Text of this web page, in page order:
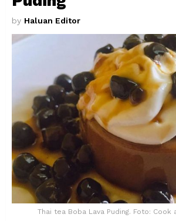
by Haluan Editor
Thai tea Boba Lava Puding. Foto: Cook